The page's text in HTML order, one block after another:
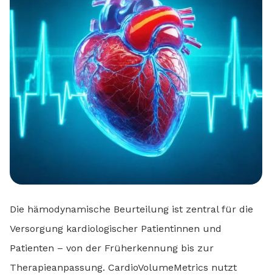
Die hämodynamische Beurteilung ist zentral für die
Versorgung kardiologischer Patientinnen und
Patienten – von der Früherkennung bis zur
Therapieanpassung. CardioVolumeMetrics nutzt